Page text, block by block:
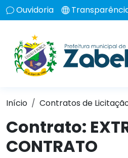
Ouvidoria
Início Contratos de
Contrato:
CONTRATO